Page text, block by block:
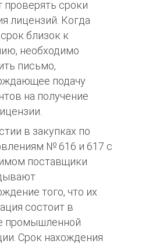
проверять сроки
лицензий . Когда
близок к
необходимо
письмо,
подачу
на получение
в закупках по
№ 616 и 617 с
поставщики
того, что их
состоит в
промышленной
Срок нахождения